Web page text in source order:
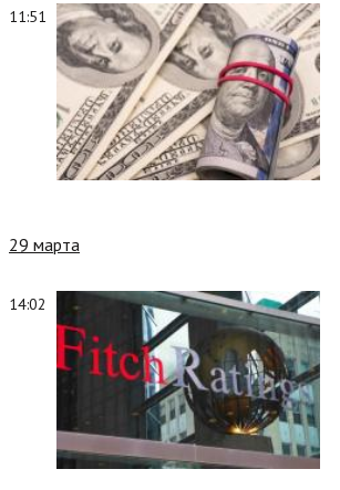
11:51
29 марта
14:02